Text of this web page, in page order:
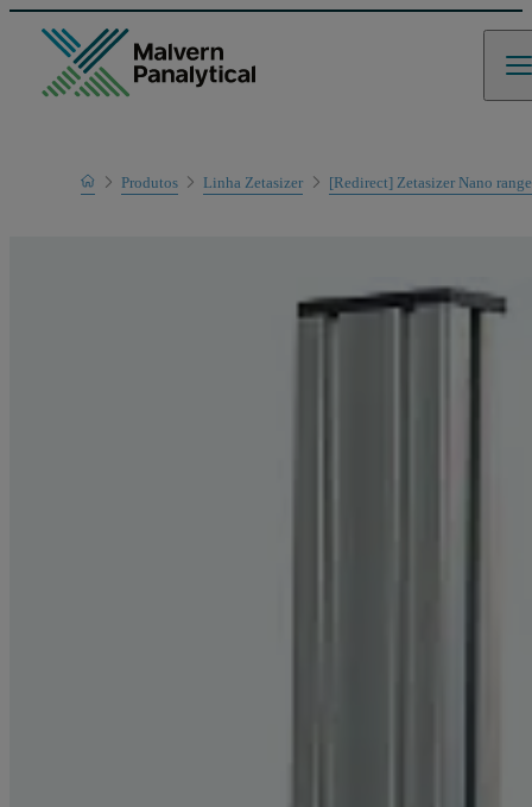
HomeProdutos
Linha de produtos
Linha Zetasizer [Redirect] Zetasizer Nano range